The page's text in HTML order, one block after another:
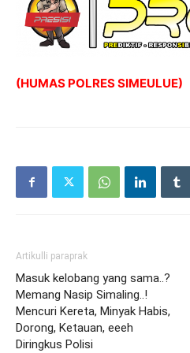
(HUMAS POLRES SIMEULUE)
Artikulli paraprak
Masuk kelobang yang sama..?
Memang Nasip Simaling..!
Mencuri Kereta, Minyak Habis,
Dorong, Ketauan, eeeh
Diringkus Polisi